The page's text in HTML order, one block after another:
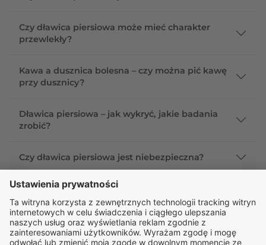
Czy dławica piersiowa może mieć charakter
przewlekły?
Kawa a dusznica bolesna – czy można pić kawę
przy dusznicy?
Dławica piersiowa – jak wykryć, jakie badania
zrobić?
Czy dławica piersiowa jest niebezpieczna?
Czy dławica piersiowa wyjdzie na EKG?
Jakie są objawy niestabilnej dławicy piersiowej?